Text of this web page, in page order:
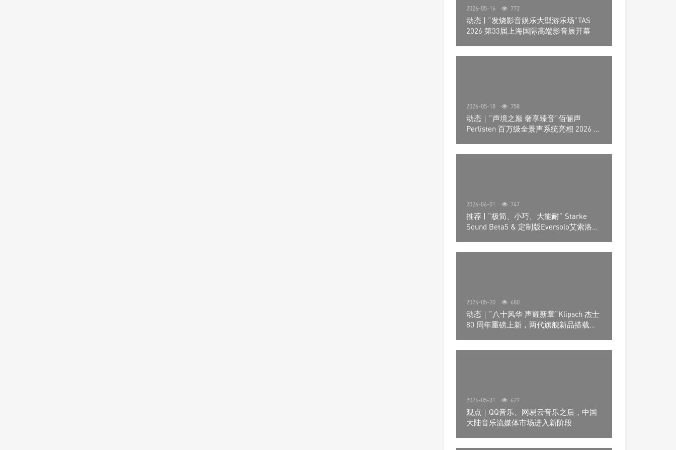
2026-05-16 772
动态 | “发烧影音娱乐大型游乐场”TAS
2026 第33届上海国际高端影音展开幕
2026-05-18 758
动态｜”声境之巅 奢享臻音”佰俪声
Perlisten 百万级全景声系统亮相 2026 北
2026-06-01 747
推荐 | “极简、小巧、大能耐” Starke
Sound Beta5 & 定制版Eversolo艾索洛
2026-05-20 680
动态｜”八十风华 声耀新章“Klipsch 杰士
80 周年重磅上新，两代旗舰新品搭载硬
2026-05-31 627
观点｜QQ音乐、网易云音乐之后，中国
大陆音乐流媒体市场进入新阶段